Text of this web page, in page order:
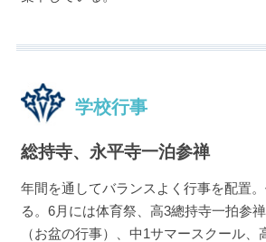
学校行事
総持寺、永平寺一泊参禅
年間を通してバランスよく行事を配置
る。6月には体育祭、高3總持寺一拍参
（お盆の行事）、中1サマースクール、